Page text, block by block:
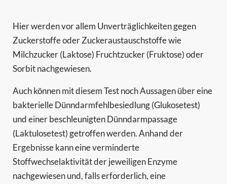
Hier werden vor allem Unverträglichkeiten gegen
Zuckerstoffe oder Zuckeraustauschstoffe wie
Milchzucker (Laktose) Fruchtzucker (Fruktose) oder
Sorbit nachgewiesen.
Auch können mit diesem Test noch Aussagen über eine
bakterielle Dünndarmfehlbesiedlung (Glukosetest)
und einer beschleunigten Dünndarmpassage
(Laktulosetest) getroffen werden. Anhand der
Ergebnisse kann eine verminderte
Stoffwechselaktivität der jeweiligen Enzyme
nachgewiesen und, falls erforderlich, eine